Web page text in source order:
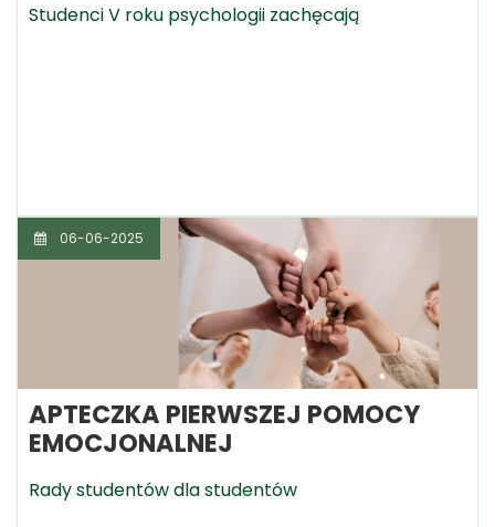
Studenci V roku psychologii zachęcają
06-06-2025
APTECZKA PIERWSZEJ POMOCY
EMOCJONALNEJ
Rady studentów dla studentów